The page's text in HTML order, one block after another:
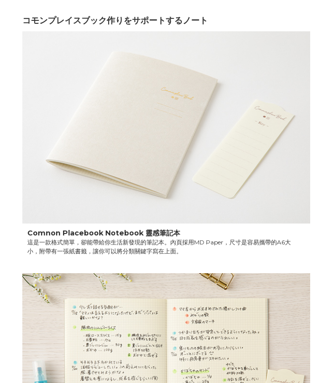
コモンプレイスブック作りをサポートするノート
Comnon Placebook Notebook 靈感筆記本
這是一款格式簡單，卻能帶給你生活新發現的筆記本。內頁採用MD Paper，尺寸是容易攜帶的A6大
小，附帶有一張紙書籤，讓你可以將分類關鍵字寫在上面。